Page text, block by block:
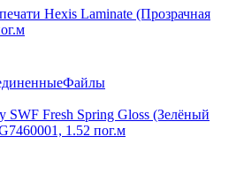
Hexis Laminate (Прозрачная
SWF Fresh Spring Gloss (Зелёный
1.52 пог.м